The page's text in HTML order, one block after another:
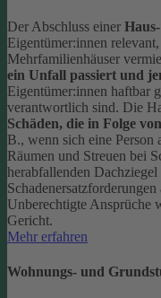
Der Abschluss einer
Eigentümer:innen
Mehrfamilienhäuser
ein Unfall passiert und
Eigentümer:innen haftbar
verantwortlich sind. Die
Schäden, die in Folge
B., wenn sich eine Person
Räumen und Streuen bei
herabfallenden
Unberechtigte Ansprüche
Gericht.
Mehr erfahren
Wohnungs- und